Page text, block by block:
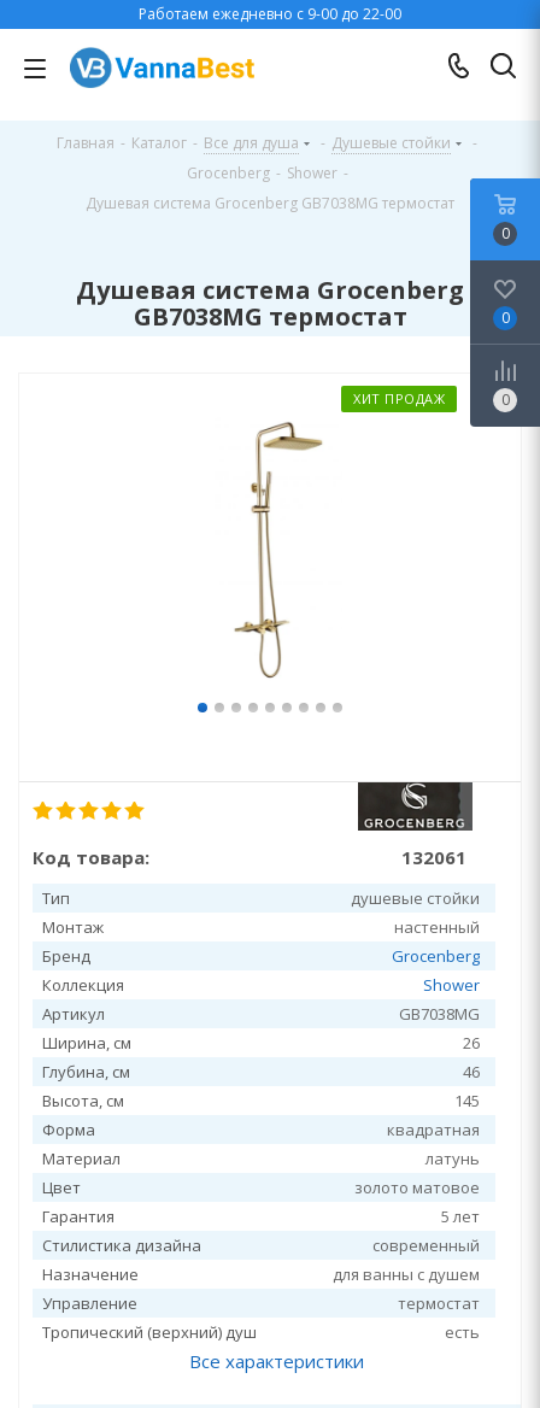
Работаем ежедневно с 9-00 до 22-00
Главная - Каталог - Все для душа - Душевые стойки
-
Grocenberg - Shower -
Душевая система Grocenberg GB7038MG термостат
Душевая система Grocenberg
GB7038MG термостат
ХИТ ПРОДАЖ
Код товара: 132061
Тип
душевые стойки
Монтаж
настенный
Бренд
Grocenberg
Коллекция
Shower
Артикул
GB7038MG
Ширина, см
26
Глубина, см
46
Высота, см
145
Форма
квадратная
Материал
латунь
Цвет
золото матовое
Гарантия
5 лет
Стилистика дизайна
современный
Назначение
для ванны с душем
Управление
термостат
Тропический (верхний) душ
есть
Все характеристики
0
0
0